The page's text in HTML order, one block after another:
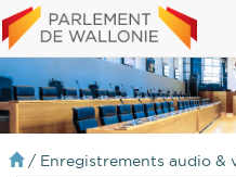
/ Enregistrements audio &